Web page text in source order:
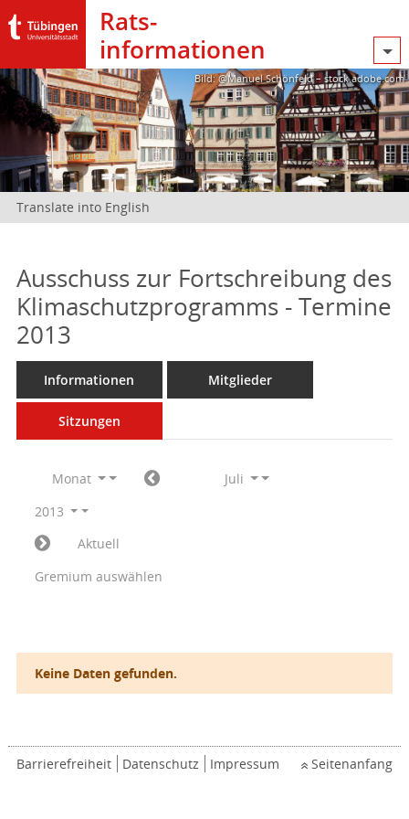
Rats­
informationen
Bild: @Manuel Schönfeld – stock.adobe.com
Translate into English
Ausschuss zur Fortschreibung des
Klimaschutzprogramms - Termine
2013
Informationen Mitglieder
Sitzungen
Monat
Juli
2013
Aktuell
Gremium auswählen
Keine Daten gefunden.
Barrierefreiheit Datenschutz Impressum Seitenanfang